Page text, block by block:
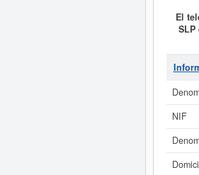
El
SLP
Si
NIF